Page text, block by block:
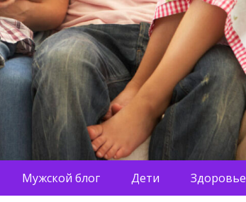
Мужской блог Дети Здоровье